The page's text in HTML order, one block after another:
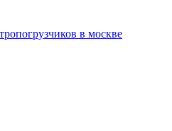
в москве